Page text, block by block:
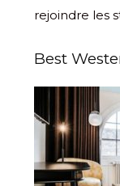
rejoindre les
Best